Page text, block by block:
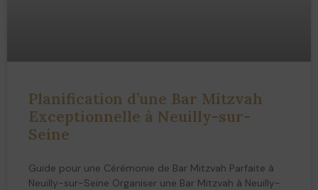
Planification d’une Bar Mitzvah
Exceptionnelle à Neuilly-sur-
Seine
Guide pour une Cérémonie de Bar Mitzvah Parfaite à
Neuilly-sur-Seine Organiser une Bar Mitzvah à Neuilly-